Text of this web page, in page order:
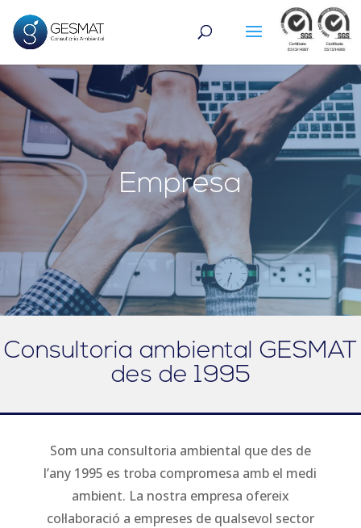
Empresa
Consultoria ambiental GESMAT
des de 1995
Som una consultoria ambiental que des de
l’any 1995 es troba compromesa amb el medi
ambient. La nostra empresa ofereix
col·laboració a empreses de qualsevol sector